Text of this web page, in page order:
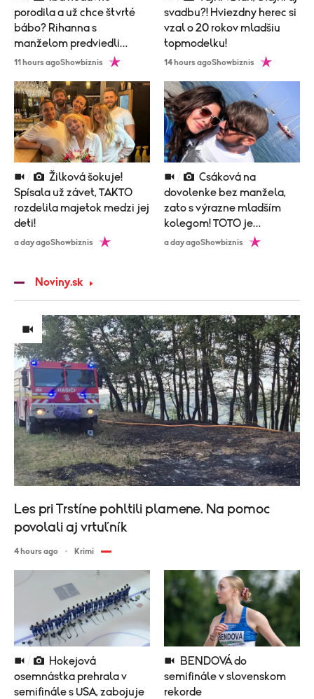
porodila a už chce štvrté
bábo? Rihanna s
manželom predviedli
poriadne nemravný tanec!
11 hours agoShowbiznis
svadbu?! Hviezdny herec si
vzal o 20 rokov mladšiu
topmodelku!
14 hours agoShowbiznis
Spísala už závet, TAKTO
rozdelila majetok medzi jej
deti!
a day agoShowbiznis
dovolenke bez manžela,
zato s výrazne mladším
kolegom! TOTO je
vysvetlenie!
a day agoShowbiznis
Noviny.sk
osemnástka prehrala v
semifinále s USA, zabojuje
semifinále v slovenskom
rekorde
Les pri Trstíne pohltili plamene. Na pomoc
povolali aj vrtuľník
4 hours ago Krimi